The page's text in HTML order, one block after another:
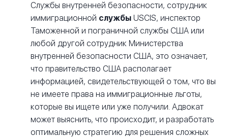
Службы внутренней безопасности, сотрудник
иммиграционной службы USCIS, инспектор
Таможенной и пограничной службы США или
любой другой сотрудник Министерства
внутренней безопасности США, это означает,
что правительство США располагает
информацией, свидетельствующей о том, что вы
не имеете права на иммиграционные льготы,
которые вы ищете или уже получили. Адвокат
может выяснить, что происходит, и разработать
оптимальную стратегию для решения сложных